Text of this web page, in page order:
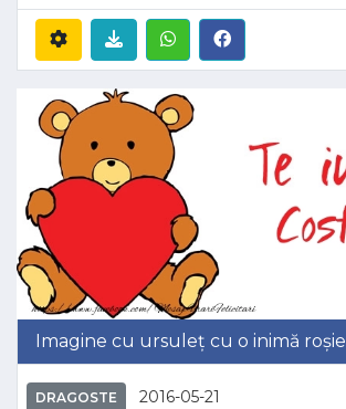
Imagine cu ursuleț cu o inimă roșie
DRAGOSTE 2016-05-21